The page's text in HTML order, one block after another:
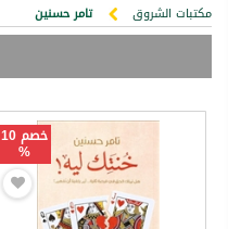
مكتبات الشروق تامر حسنين
خصم 10
%